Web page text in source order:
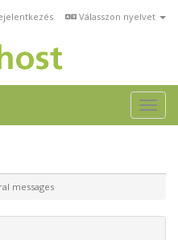
Válasszon nyelvet
messages